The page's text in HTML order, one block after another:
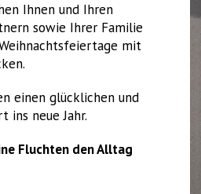
Ihnen und Ihren
sowie Ihrer Familie
mit
einen glücklichen und
ins neue Jahr.
Fluchten den Alltag